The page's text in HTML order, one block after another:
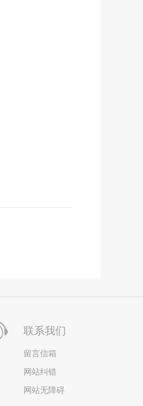
联系我们
留言信箱
网站纠错
网站无障碍